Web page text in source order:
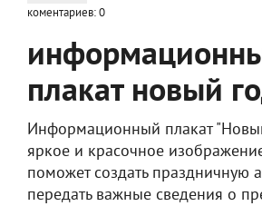
коментариев: 0
плакат новый
Информационный плакат
яркое и красочное
поможет создать праздничную
передать важные сведения о